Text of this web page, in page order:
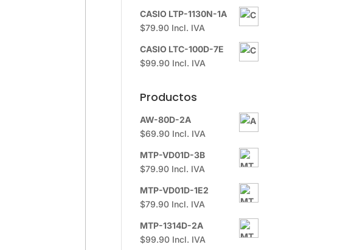
CASIO LTP-1130N-1A
$79.90 Incl. IVA
CASIO LTC-100D-7E
$99.90 Incl. IVA
Productos
AW-80D-2A
$69.90 Incl. IVA
MTP-VD01D-3B
$79.90 Incl. IVA
MTP-VD01D-1E2
$79.90 Incl. IVA
MTP-1314D-2A
$99.90 Incl. IVA